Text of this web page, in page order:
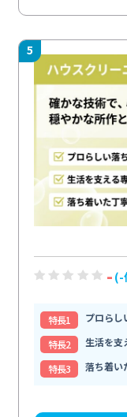
5
- (-
特⻑1
プロらし
特⻑2
生活を支
特⻑3
落ち着い